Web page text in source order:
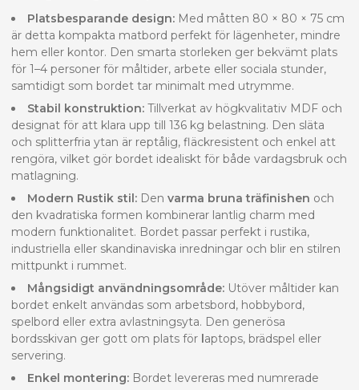
Platsbesparande design: Med måtten 80 × 80 × 75 cm
är detta kompakta matbord perfekt för lägenheter, mindre
hem eller kontor. Den smarta storleken ger bekvämt plats
för 1–4 personer för måltider, arbete eller sociala stunder,
samtidigt som bordet tar minimalt med utrymme.
Stabil konstruktion: Tillverkat av högkvalitativ MDF och
designat för att klara upp till 136 kg belastning. Den släta
och splitterfria ytan är reptålig, fläckresistent och enkel att
rengöra, vilket gör bordet idealiskt för både vardagsbruk och
matlagning.
Modern Rustik stil: Den varma bruna träfinishen och
den kvadratiska formen kombinerar lantlig charm med
modern funktionalitet. Bordet passar perfekt i rustika,
industriella eller skandinaviska inredningar och blir en stilren
mittpunkt i rummet.
Mångsidigt användningsområde: Utöver måltider kan
bordet enkelt användas som arbetsbord, hobbybord,
spelbord eller extra avlastningsyta. Den generösa
bordsskivan ger gott om plats för laptops, brädspel eller
servering.
Enkel montering: Bordet levereras med numrerade